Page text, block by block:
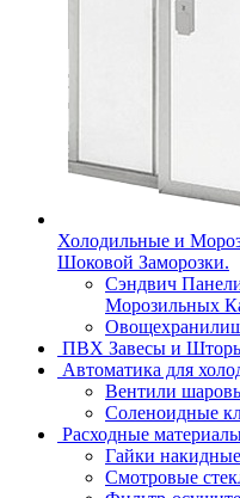
Холодильные и
Шоковой Заморозки.
Сэндвич
Морозильных
ПВХ Завесы и Шторы
Автоматика для
Вентили
Соленоидные
Расходные
Гайки накидные
Смотровые